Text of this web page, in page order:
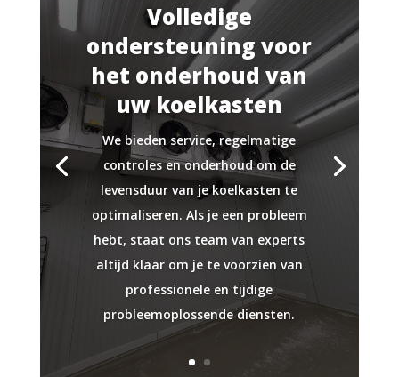
Volledige
ondersteuning voor
het onderhoud van
uw koelkasten
We bieden service, regelmatige
controles en onderhoud om de
levensduur van je koelkasten te
optimaliseren. Als je een probleem
hebt, staat ons team van experts
altijd klaar om je te voorzien van
professionele en tijdige
probleemoplossende diensten.